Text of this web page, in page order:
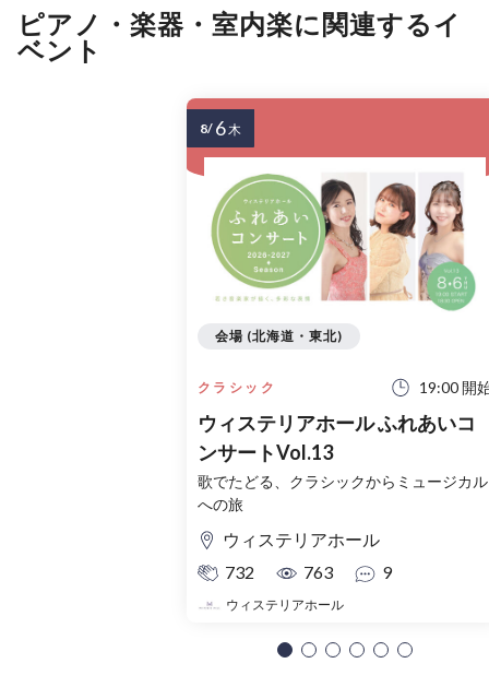
ピアノ・楽器・室内楽に関連するイ
ベント
クラシック 19:00 開
ウィステリアホール ふれあいコ
ンサートVol.13
歌でたどる、クラシックからミュージカル
への旅
ウィステリアホール
732
763 9
ウィステリアホール
会場 (北海道・東北)
8/ 6木